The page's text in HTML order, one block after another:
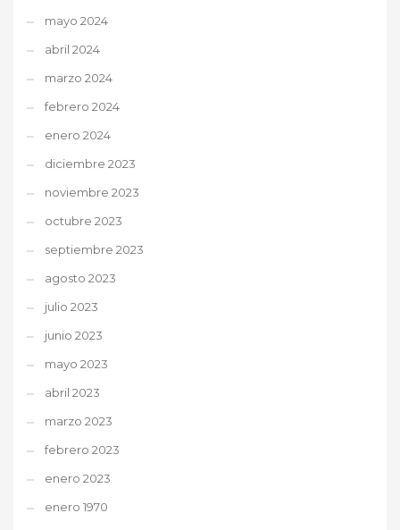
mayo 2024
abril 2024
marzo 2024
febrero 2024
enero 2024
diciembre 2023
noviembre 2023
octubre 2023
septiembre 2023
agosto 2023
julio 2023
junio 2023
mayo 2023
abril 2023
marzo 2023
febrero 2023
enero 2023
enero 1970